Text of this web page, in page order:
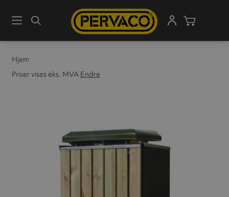
MenySøk
Hjem
Priser vises eks. MVA Endre